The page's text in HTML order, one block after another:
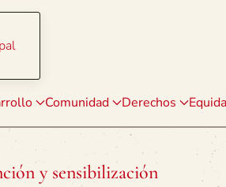
Comunidad Derechos
y sensibilización